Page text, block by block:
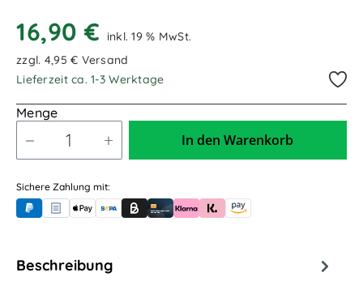
16,90 €
inkl. 19 % MwSt.
zzgl. 4,95 € Versand
Lieferzeit ca. 1-3 Werktage
Menge
In den Warenkorb
Sichere Zahlung mit:
PayPalRechnungskauf (für Behörden)
Apple PayBanküberweisung (vorab)
Rechnungskauf (Billie)
Kreditkarte
Rechnung oder Ratenkauf (Klarna)
Sofortüberweisung (Klarna)
Amazon Pay
Beschreibung